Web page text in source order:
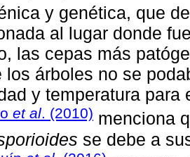
y genética, que
al lugar donde
las cepas más
los árboles no se
y temperatura
et al. (2010) menciona
se debe a